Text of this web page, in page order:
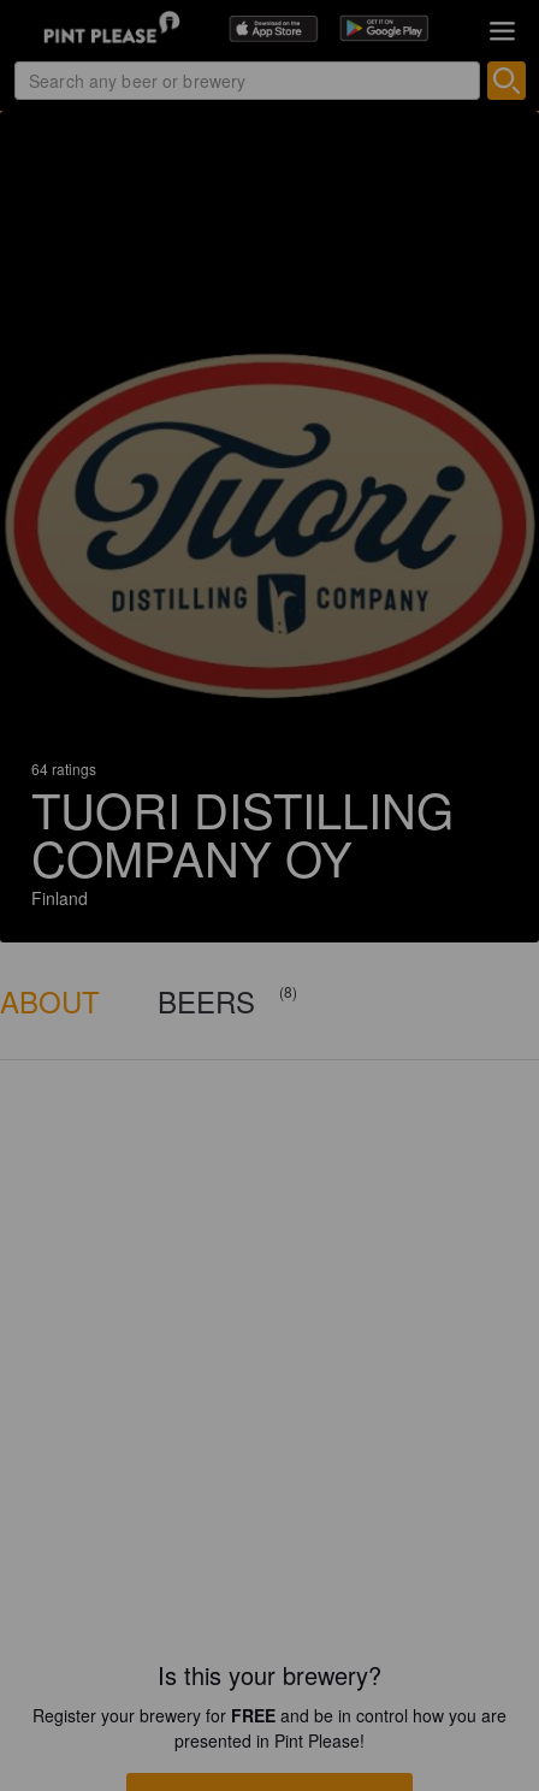
64 ratings
TUORI DISTILLING
COMPANY OY
Finland
ABOUT BEERS (8)
Is this your brewery?
Register your brewery for FREE and be in control how you are
presented in Pint Please!